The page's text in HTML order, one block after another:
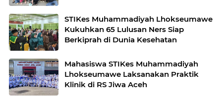
STIKes Muhammadiyah Lhokseumawe
Kukuhkan 65 Lulusan Ners Siap
Berkiprah di Dunia Kesehatan
Mahasiswa STIKes Muhammadiyah
Lhokseumawe Laksanakan Praktik
Klinik di RS Jiwa Aceh